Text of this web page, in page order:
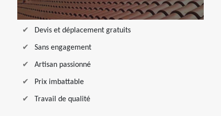
Devis et déplacement gratuits
Sans engagement
Artisan passionné
Prix imbattable
Travail de qualité